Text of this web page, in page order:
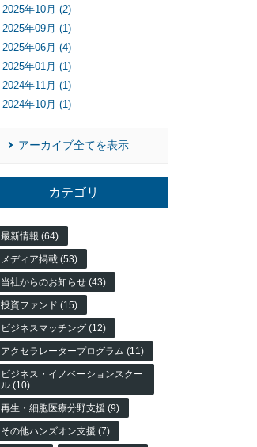
2025年10月 (2)
2025年09月 (1)
2025年06月 (4)
2025年01月 (1)
2024年11月 (1)
2024年10月 (1)
アーカイブ全てを表示
カテゴリ
最新情報 (64)
メディア掲載 (53)
当社からのお知らせ (43)
投資ファンド (15)
ビジネスマッチング (12)
アクセラレータープログラム (11)
ビジネス・イノベーションスクー
ル (10)
再生・細胞医療分野支援 (9)
その他ハンズオン支援 (7)